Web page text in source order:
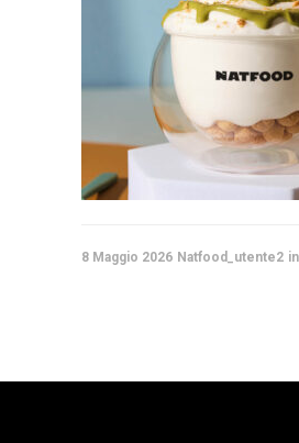
8 Maggio 2026 Natfood_utente2